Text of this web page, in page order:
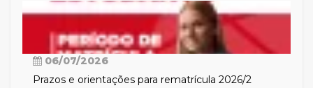
06/07/2026
Prazos e orientações para rematrícula 2026/2